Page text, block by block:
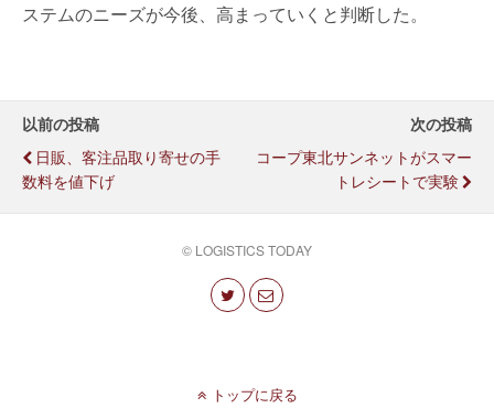
ステムのニーズが今後、高まっていくと判断した。
以前の投稿
日販、客注品取り寄せの手
数料を値下げ
次の投稿
コープ東北サンネットがスマー
トレシートで実験
© LOGISTICS TODAY
トップに戻る